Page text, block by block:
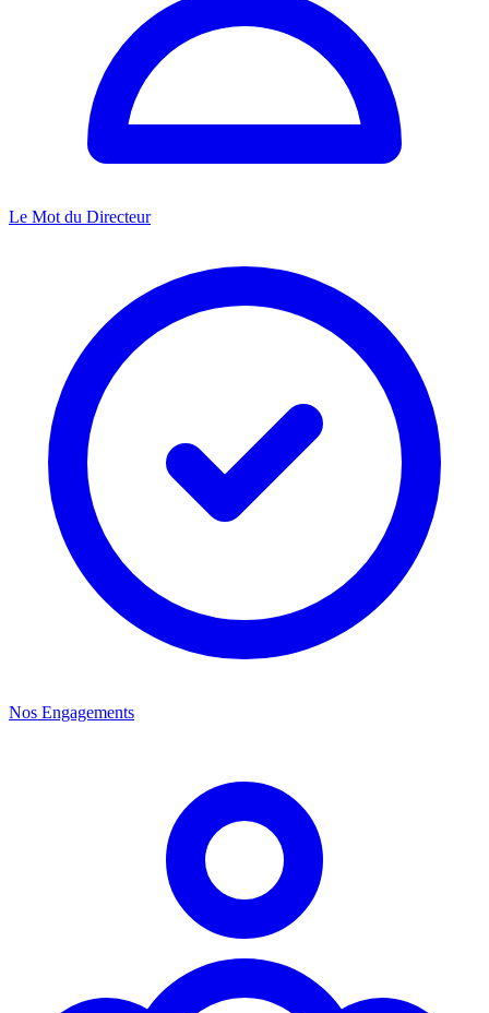
Le Mot du Directeur
Nos Engagements